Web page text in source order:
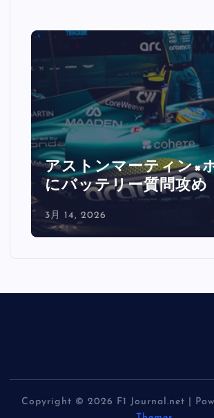
アストンマーティン×
にバッテリー質問攻め
3月 14, 2026
Copyright © 2026 F1 Journal.net |